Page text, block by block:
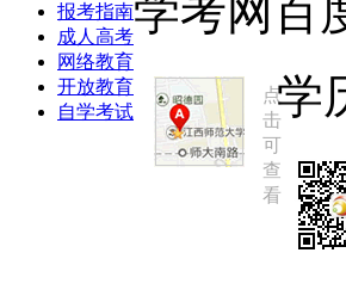
报考指南
成人高考
网络教育
开放教育
自学考试
学考网百
点
击
可
查
看
学